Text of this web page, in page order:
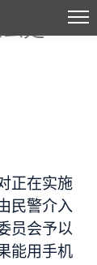
处
正在实施
民警介入
员会予以
能用手机